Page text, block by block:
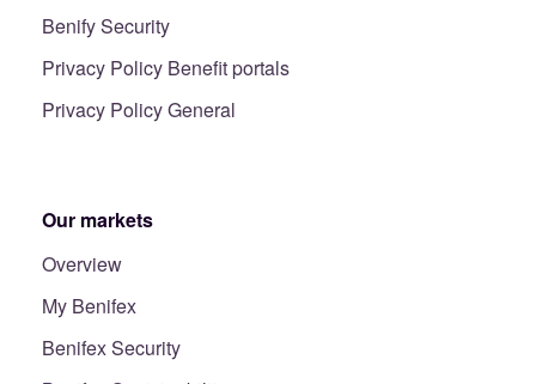
Benify Security
Privacy Policy Benefit portals
Privacy Policy General
Our markets
Overview
My Benifex
Benifex Security